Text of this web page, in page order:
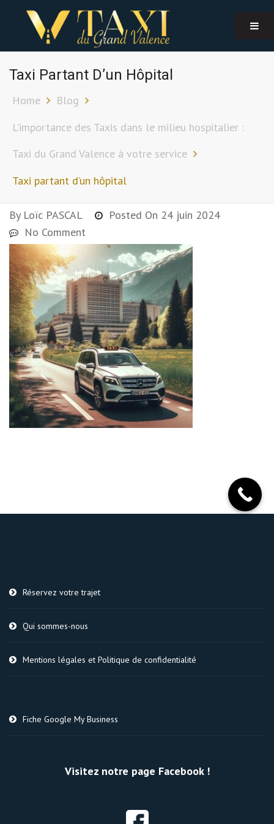
Taxi Partant D’un Hôpital
Home
Blog
L’importance des Taxis dans le milieu hospitalier :
Taxi du Grand Valence à votre service
Taxi partant d’un hôpital
By Loïc PASCAL Posted On 24 juin 2024
No Comment
Réservez votre trajet
Qui sommes-nous
Mentions légales et Politique de confidentialité
Fiche Google My Business
Visitez notre page Facebook !